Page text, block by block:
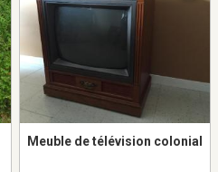
Meuble de télévision colonial